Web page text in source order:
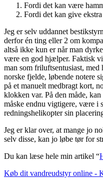
Fordi det kan være
Fordi det kan give
Jeg er selv uddannet
derfor én ting eller 2 om
altså ikke kun er når man
være en god hjælper. Faktisk
man som friluftsentusiast,
norske fjelde, løbende notere
på et manuelt medbragt kort,
klokken var. På den måde,
måske endnu vigtigere, være i
redningshelikopter sin
Jeg er klar over, at mange jo
selv disse, kan jo løbe tør for
Du kan læse hele min artikel “
Køb dit vandreudstyr online -